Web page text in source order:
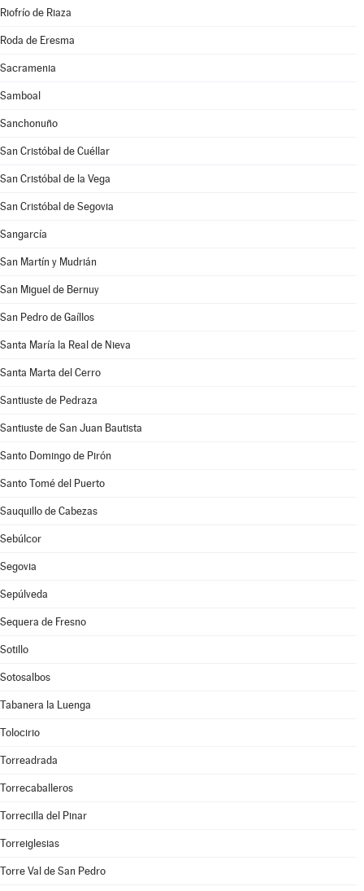
Riofrío de Riaza
Roda de Eresma
Sacramenia
Samboal
Sanchonuño
San Cristóbal de Cuéllar
San Cristóbal de la Vega
San Cristóbal de Segovia
Sangarcía
San Martín y Mudrián
San Miguel de Bernuy
San Pedro de Gaíllos
Santa María la Real de Nieva
Santa Marta del Cerro
Santiuste de Pedraza
Santiuste de San Juan Bautista
Santo Domingo de Pirón
Santo Tomé del Puerto
Sauquillo de Cabezas
Sebúlcor
Segovia
Sepúlveda
Sequera de Fresno
Sotillo
Sotosalbos
Tabanera la Luenga
Tolocirio
Torreadrada
Torrecaballeros
Torrecilla del Pinar
Torreiglesias
Torre Val de San Pedro